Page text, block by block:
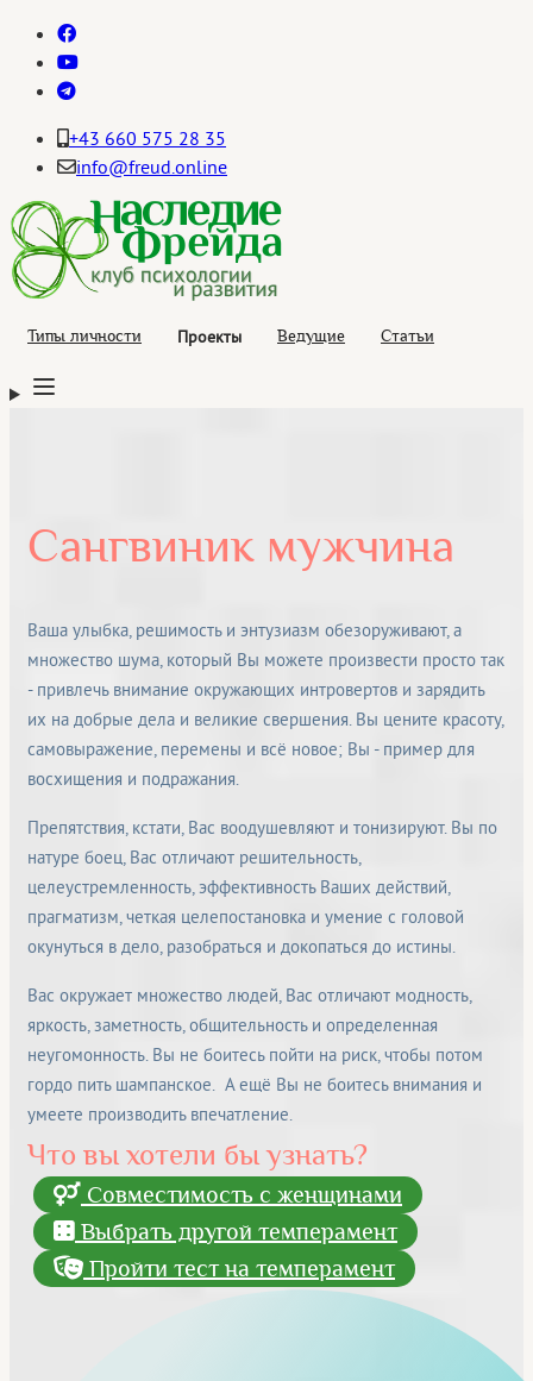
+43 660 575 28 35
info@freud.online
Типы личности Проекты Ведущие Статьи
Cангвиник мужчина
Ваша улыбка, решимость и энтузиазм обезоруживают, а
множество шума, который Вы можете произвести просто так
- привлечь внимание окружающих интровертов и зарядить
их на добрые дела и великие свершения. Вы цените красоту,
самовыражение, перемены и всё новое; Вы - пример для
восхищения и подражания.
Препятствия, кстати, Вас воодушевляют и тонизируют. Вы по
натуре боец, Вас отличают решительность,
целеустремленность, эффективность Ваших действий,
прагматизм, четкая целепостановка и умение с головой
окунуться в дело, разобраться и докопаться до истины.
Вас окружает множество людей, Вас отличают модность,
яркость, заметность, общительность и определенная
неугомонность. Вы не боитесь пойти на риск, чтобы потом
гордо пить шампанское. А ещё Вы не боитесь внимания и
умеете производить впечатление.
Что вы хотели бы узнать?
Совместимость с женщинами
Выбрать другой темперамент
Пройти тест на темперамент